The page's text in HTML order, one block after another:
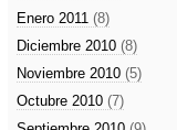
Enero 2011 (8)
Diciembre 2010 (8)
Noviembre 2010 (5)
Octubre 2010 (7)